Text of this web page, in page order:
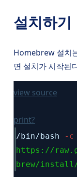
설치하기
Homebrew 설치
면 설치가 시작된
view source
print?
/bin/bash -c
https://
brew/